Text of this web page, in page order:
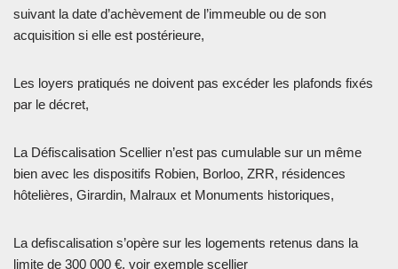
suivant la date d’achèvement de l’immeuble ou de son
acquisition si elle est postérieure,
Les loyers pratiqués ne doivent pas excéder les plafonds fixés
par le décret,
La Défiscalisation Scellier n’est pas cumulable sur un même
bien avec les dispositifs Robien, Borloo, ZRR, résidences
hôtelières, Girardin, Malraux et Monuments historiques,
La defiscalisation s’opère sur les logements retenus dans la
limite de 300 000 €, voir exemple scellier